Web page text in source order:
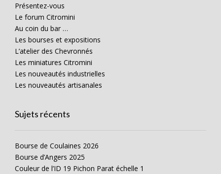
Présentez-vous
Le forum Citromini
Au coin du bar …
Les bourses et expositions
L’atelier des Chevronnés
Les miniatures Citromini
Les nouveautés industrielles
Les nouveautés artisanales
Sujets récents
Bourse de Coulaines 2026
Bourse d’Angers 2025
Couleur de l’ID 19 Pichon Parat échelle 1